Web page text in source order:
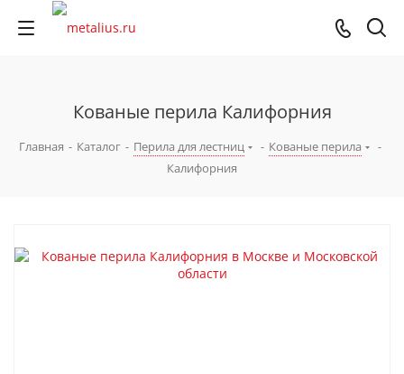
Кованые перила Калифорния
Главная - Каталог - Перила для лестниц - Кованые перила
-
Калифорния